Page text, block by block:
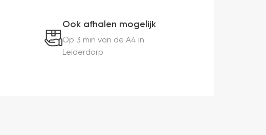
Ook afhalen mogelijk
Op 3 min van de A4 in
Leiderdorp